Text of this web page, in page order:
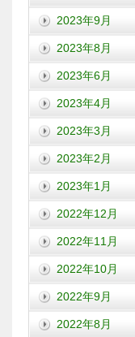
2023年9月
2023年8月
2023年6月
2023年4月
2023年3月
2023年2月
2023年1月
2022年12月
2022年11月
2022年10月
2022年9月
2022年8月